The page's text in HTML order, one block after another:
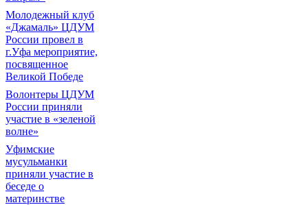
Молодежный клуб
«Джамаль» ЦДУМ
России провел в
г.Уфа мероприятие,
посвященное
Великой Победе
Волонтеры ЦДУМ
России приняли
участие в «зеленой
волне»
Уфимские
мусульманки
приняли участие в
беседе о
материнстве